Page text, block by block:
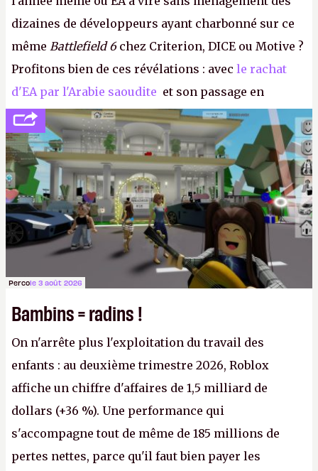
dizaines de développeurs ayant charbonné sur ce
même Battlefield 6chez Criterion, DICE ou Motive ?
Profitons bien de ces révélations : avec le rachat
d'EA par l'Arabie saoudite et son passage en
société privée, l'éditeur n'aura bientôt plus
l'obligation de publier ses bilans. Encore une
victoire pour la transparence.P.
Percole 3 août 2026
Bambins = radins !
On n'arrête plus l'exploitation du travail des
enfants : au deuxième trimestre 2026, Roblox
affiche un chiffre d'affaires de 1,5 milliard de
dollars (+36 %). Une performance qui
s'accompagne tout de même de 185 millions de
pertes nettes, parce qu'il faut bien payer les